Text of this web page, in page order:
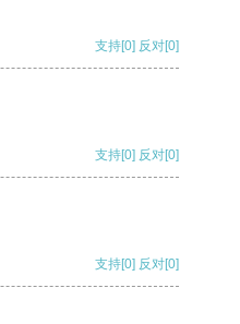
支持[0] 反对[0]
支持[0] 反对[0]
支持[0] 反对[0]